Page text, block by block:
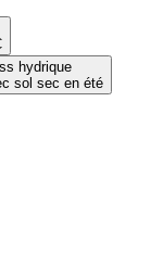
hydrique
sol sec en été